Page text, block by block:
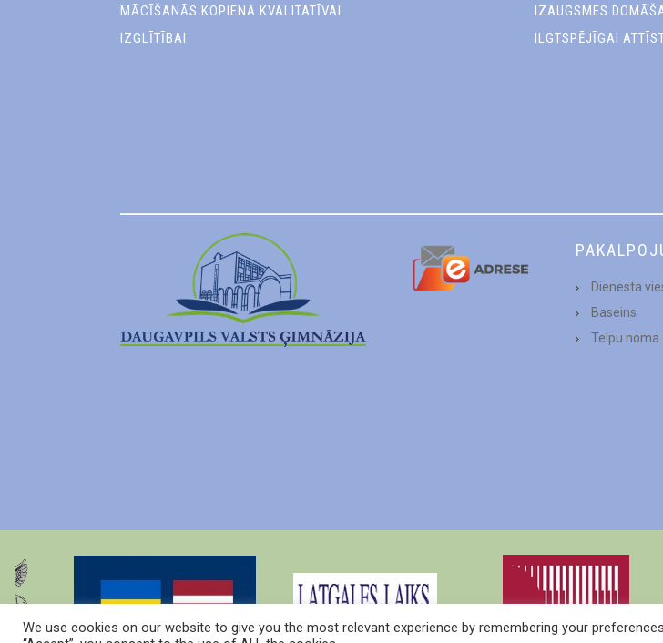
MĀCĪŠANĀS KOPIENA KVALITATĪVAI
IZGLĪTĪBAI
IZAUGSMES
ILGTSPĒJĪGAI
Dienesta
Baseins
Telpu noma
We use cookies on our website to give you the most relevant experience by remembering your